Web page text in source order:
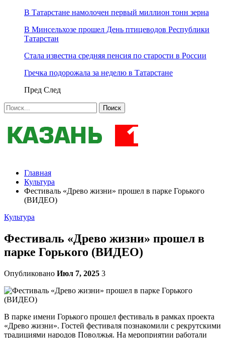
В Татарстане намолочен первый миллион тонн зерна
В Минсельхозе прошел День птицеводов Республики
Татарстан
Стала известна средняя пенсия по старости в России
Гречка подорожала за неделю в Татарстане
Пред След
Главная
Культура
Фестиваль «Древо жизни» прошел в парке Горького
(ВИДЕО)
Культура
Фестиваль «Древо жизни» прошел в
парке Горького (ВИДЕО)
Опубликовано Июл 7, 2025 3
В парке имени Горького прошел фестиваль в рамках проекта
«Древо жизни». Гостей фестиваля познакомили с рекрутскими
традициями народов Поволжья. На мероприятии работали